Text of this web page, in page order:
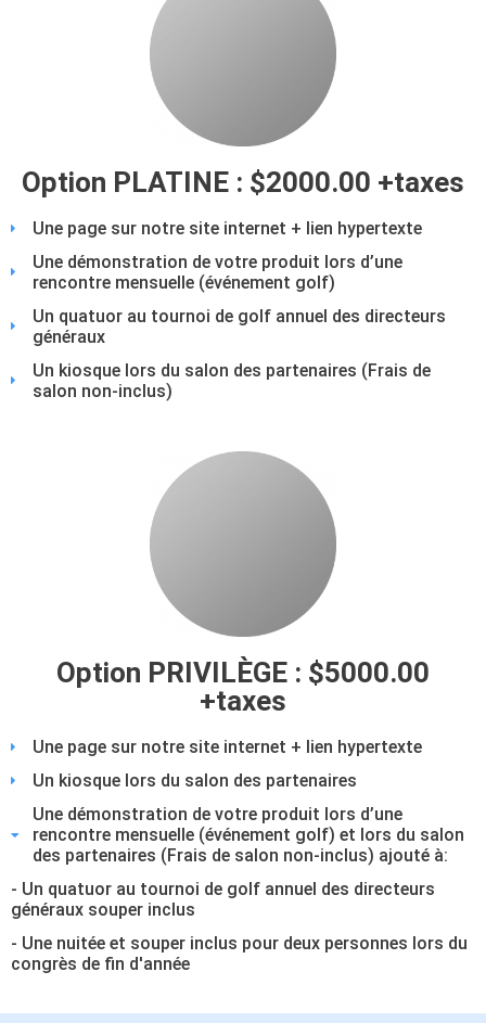
Option PLATINE : $2000.00 +taxes
Une page sur notre site internet + lien hypertexte
Une démonstration de votre produit lors d’une
rencontre mensuelle (événement golf)
Un quatuor au tournoi de golf annuel des directeurs
généraux
Un kiosque lors du salon des partenaires (Frais de
salon non-inclus)
Option PRIVILÈGE : $5000.00
+taxes
Une page sur notre site internet + lien hypertexte
Un kiosque lors du salon des partenaires
Une démonstration de votre produit lors d’une
rencontre mensuelle (événement golf) et lors du salon
des partenaires (Frais de salon non-inclus) ajouté à:
- Un quatuor au tournoi de golf annuel des directeurs
généraux souper inclus
- Une nuitée et souper inclus pour deux personnes lors du
congrès de fin d'année